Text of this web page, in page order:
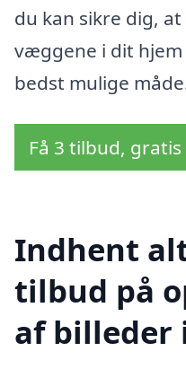
du kan sikre dig,
væggene i dit
bedst mulige
Få 3 tilbud,
Indhent
tilbud på
af billeder